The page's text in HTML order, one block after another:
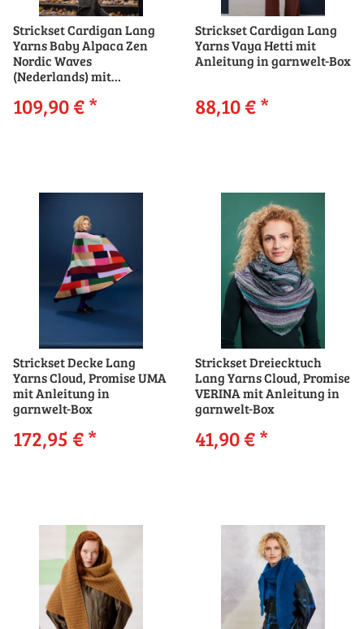
Strickset Cardigan Lang
Yarns Baby Alpaca Zen
Nordic Waves
(Nederlands) mit
109,90 €*
Strickset Cardigan Lang
Yarns Vaya Hetti mit
Anleitung in garnwelt-Box
88,10 €*
Strickset Decke Lang
Yarns Cloud, Promise UMA
mit Anleitung in
garnwelt-Box
172,95 €*
Strickset Dreiecktuch
Lang Yarns Cloud, Promise
VERINA mit Anleitung in
garnwelt-Box
41,90 €*